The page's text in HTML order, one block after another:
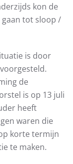
kon de
gaan tot sloop /
is door
de
is op 13 juli
heeft
waren die
korte termijn
te maken.